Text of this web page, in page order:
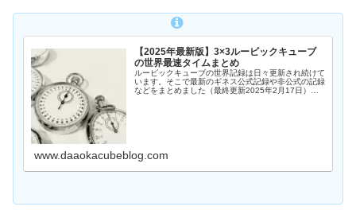
【2025年最新版】3×3ルービックキューブ
の世界最速タイムまとめ
ルービックキューブの世界記録は日々更新され続けて
います。そこで最新のギネス公式記録や非公式の記録
などをまとめました（最終更新2025年2月17日）ギ
www.daaokacubeblog.com